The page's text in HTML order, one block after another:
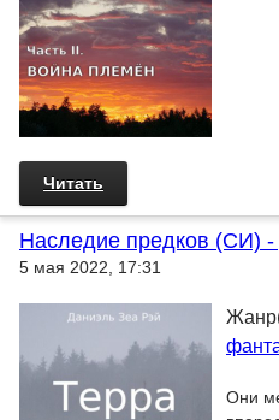
Читать
Наследие предков (СИ)
5 мая 2022, 17:31
Они